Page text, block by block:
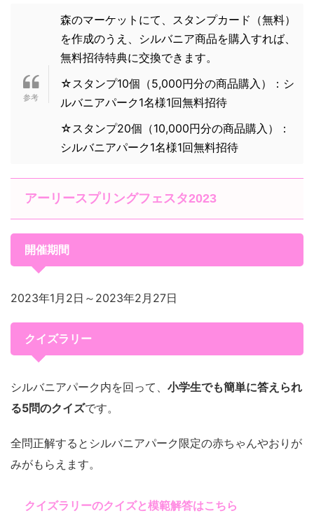
森のマーケットにて、スタンプカード（無料）
を作成のうえ、シルバニア商品を購入すれば、
無料招待特典に交換できます。
☆スタンプ10個（5,000円分の商品購入）：シ
ルバニアパーク1名様1回無料招待
☆スタンプ20個（10,000円分の商品購入）：
シルバニアパーク1名様1回無料招待
アーリースプリングフェスタ2023
開催期間
2023年1月2日～2023年2月27日
クイズラリー
シルバニアパーク内を回って、 小学生でも簡単に答えられ
る5問のクイズです。
全問正解するとシルバニアパーク限定の赤ちゃんやおりが
みがもらえます。
クイズラリーのクイズと模範解答はこちら